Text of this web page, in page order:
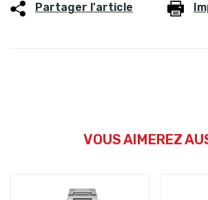
Partager l'article
VOUS AIMEREZ